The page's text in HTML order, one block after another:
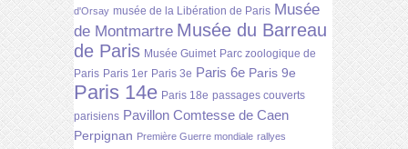
d'Orsay musée de la Libération de Paris Musée
de Montmartre Musée du Barreau
de Paris Musée Guimet Parc zoologique de
Paris Paris 1er Paris 3e Paris 6e Paris 9e
Paris 14e Paris 18e passages couverts
parisiens Pavillon Comtesse de Caen
Perpignan Première Guerre mondiale rallyes